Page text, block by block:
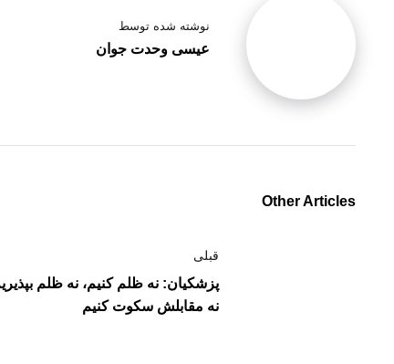
نوشته شده توسط
عیسی وحدت جوان
Other Articles
قبلی
پزشکیان: نه ظلم کنیم، نه ظلم
نه مقابلش سکوت کنیم